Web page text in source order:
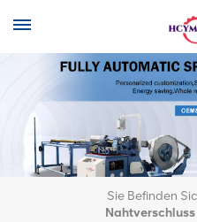
Sie Befinden
Nahtverschluss